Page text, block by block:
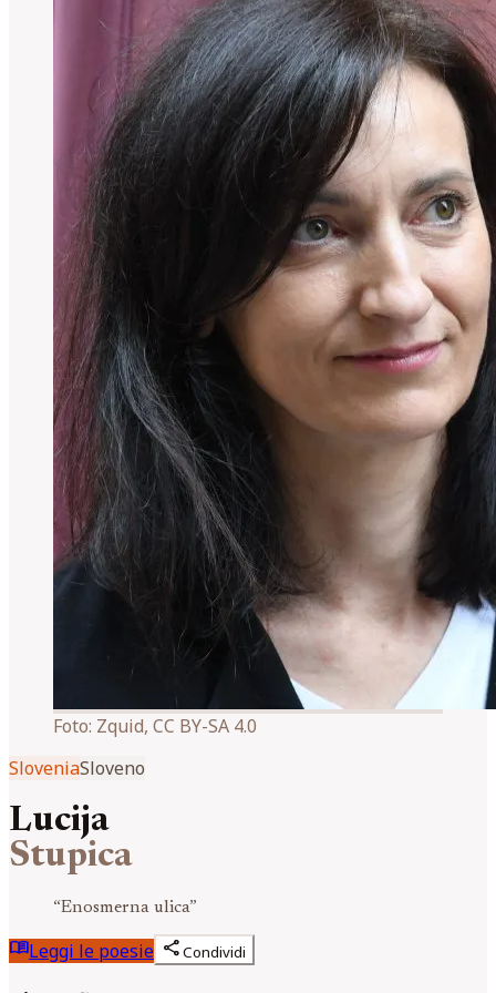
Foto: Zquid, CC BY-SA 4.0
SloveniaSloveno
Lucija
Stupica
“Enosmerna ulica”
menu_bookLeggi le poesie shareCondividi